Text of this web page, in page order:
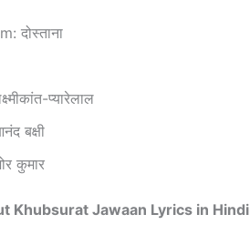
दोस्ताना
प्यारेलाल
बक्षी
कुमार
Khubsurat Jawaan Lyrics in Hindi